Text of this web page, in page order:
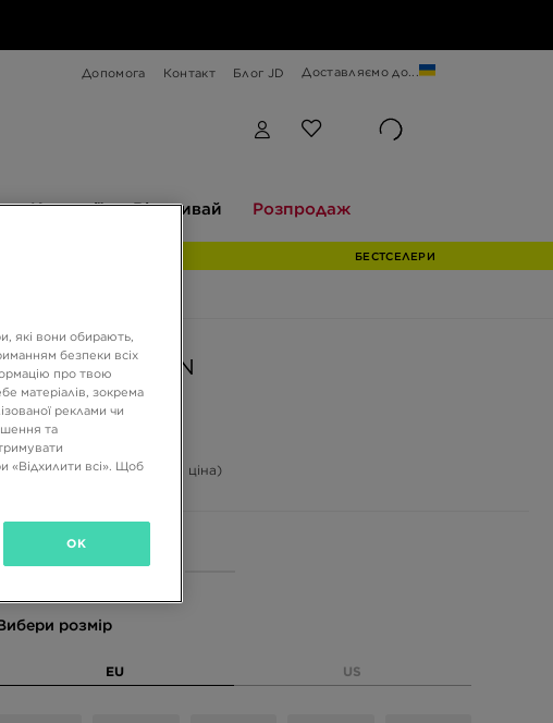
Допомога Контакт Блог JD Доставляємо до...
Колекції Відкривай Розпродаж
БЕСТСЕЛЕРИ
AIR MAX DN
ГРН
ГРН -38% (Початкова ціна)
Доступні кольори
розмір
EU US
які вони обирають,
безпеки всіх
про твою
матеріалів, зокрема
реклами чи
та
«Відхилити всі». Щоб
OK